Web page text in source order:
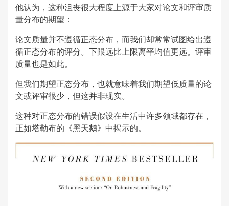
他认为，这种沮丧很大程度上源于大家对论文和评审质
量分布的期望：
论文质量并不遵循正态分布，而我们却常常试图给出遵
循正态分布的评分。下限远比上限离平均值更远。评审
质量也是如此。
但我们期望正态分布，也就意味着我们期望低质量的论
文或评审很少，但这并非现实。
这种对正态分布的错误假设在生活中许多领域都存在，
正如塔勒布的《黑天鹅》中揭示的。